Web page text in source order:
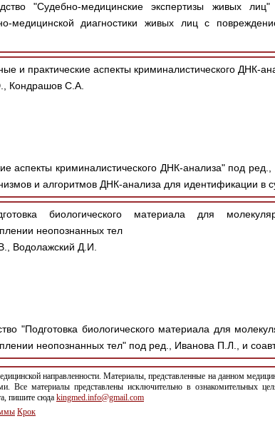
"Судебно-медицинские экспертизы живых
медицинской диагностики живых лиц с
и практические аспекты криминалистического ДНК-
Кондрашов С.А.
аспекты криминалистического ДНК-анализа" под
и алгоритмов ДНК-анализа для идентификации в
биологического материала для
неопознанных тел
Водолажский Д.И.
"Подготовка биологического материала для
неопознанных тел" под ред., Иванова П.Л., и
направленности. Материалы, представленные на данном
Все материалы представлены исключительно в ознакомительных
пишите сюда kingmed.info@gmail.com
Крок